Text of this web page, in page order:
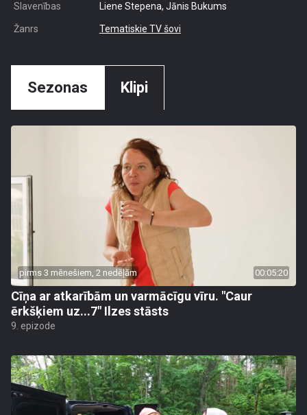
Slavenības Liene Stepena, Jānis Bukums
Žanrs Tematiskie TV šovi
Sezonas Klipi
pirms 3 mēnešiem, 2 nedēļām 00:05:20
Cīņa ar atkarībām un varmācīgu vīru. "Caur
ērkšķiem uz...7" Ilzes stāsts
9. epizode